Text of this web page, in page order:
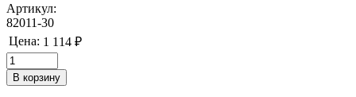
Артикул:
82011-30
Цена: 1 114 ₽